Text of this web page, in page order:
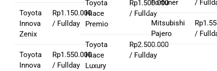
Toyota
Innova
Zenix
Rp1.150.000
/ Fullday
Toyota
Innova
Rp1.550.000
/ Fullday
Toyota
Hiace
Premio
Rp1.500.000
/ Fullday
Toyota
Hiace
Luxury
Rp2.500.000
/ Fullday
Fortuner
/
Mitsubishi
Pajero
/